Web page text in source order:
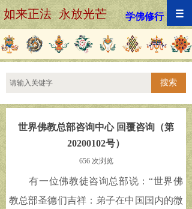
如来正法 永放光芒 学佛修行
搜索
世界佛教总部咨询中心 回覆咨询（第
20200102号）
656 次浏览
有一位佛教徒咨询总部说：“世界佛
教总部圣德们吉祥：弟子在中国国内的微